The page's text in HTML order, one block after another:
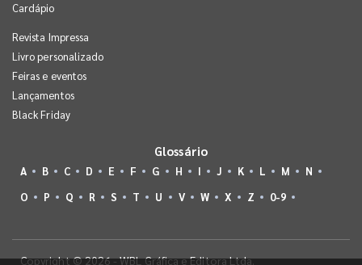
Cardápio
Revista Impressa
Livro personalizado
Feiras e eventos
Lançamentos
Black Friday
Glossário
A B C D E F G H I J K L M
N
O
P Q R S T U V W X Z 0-9
Copyright © 2026 - WBL Gráfica e Editora Ltda.